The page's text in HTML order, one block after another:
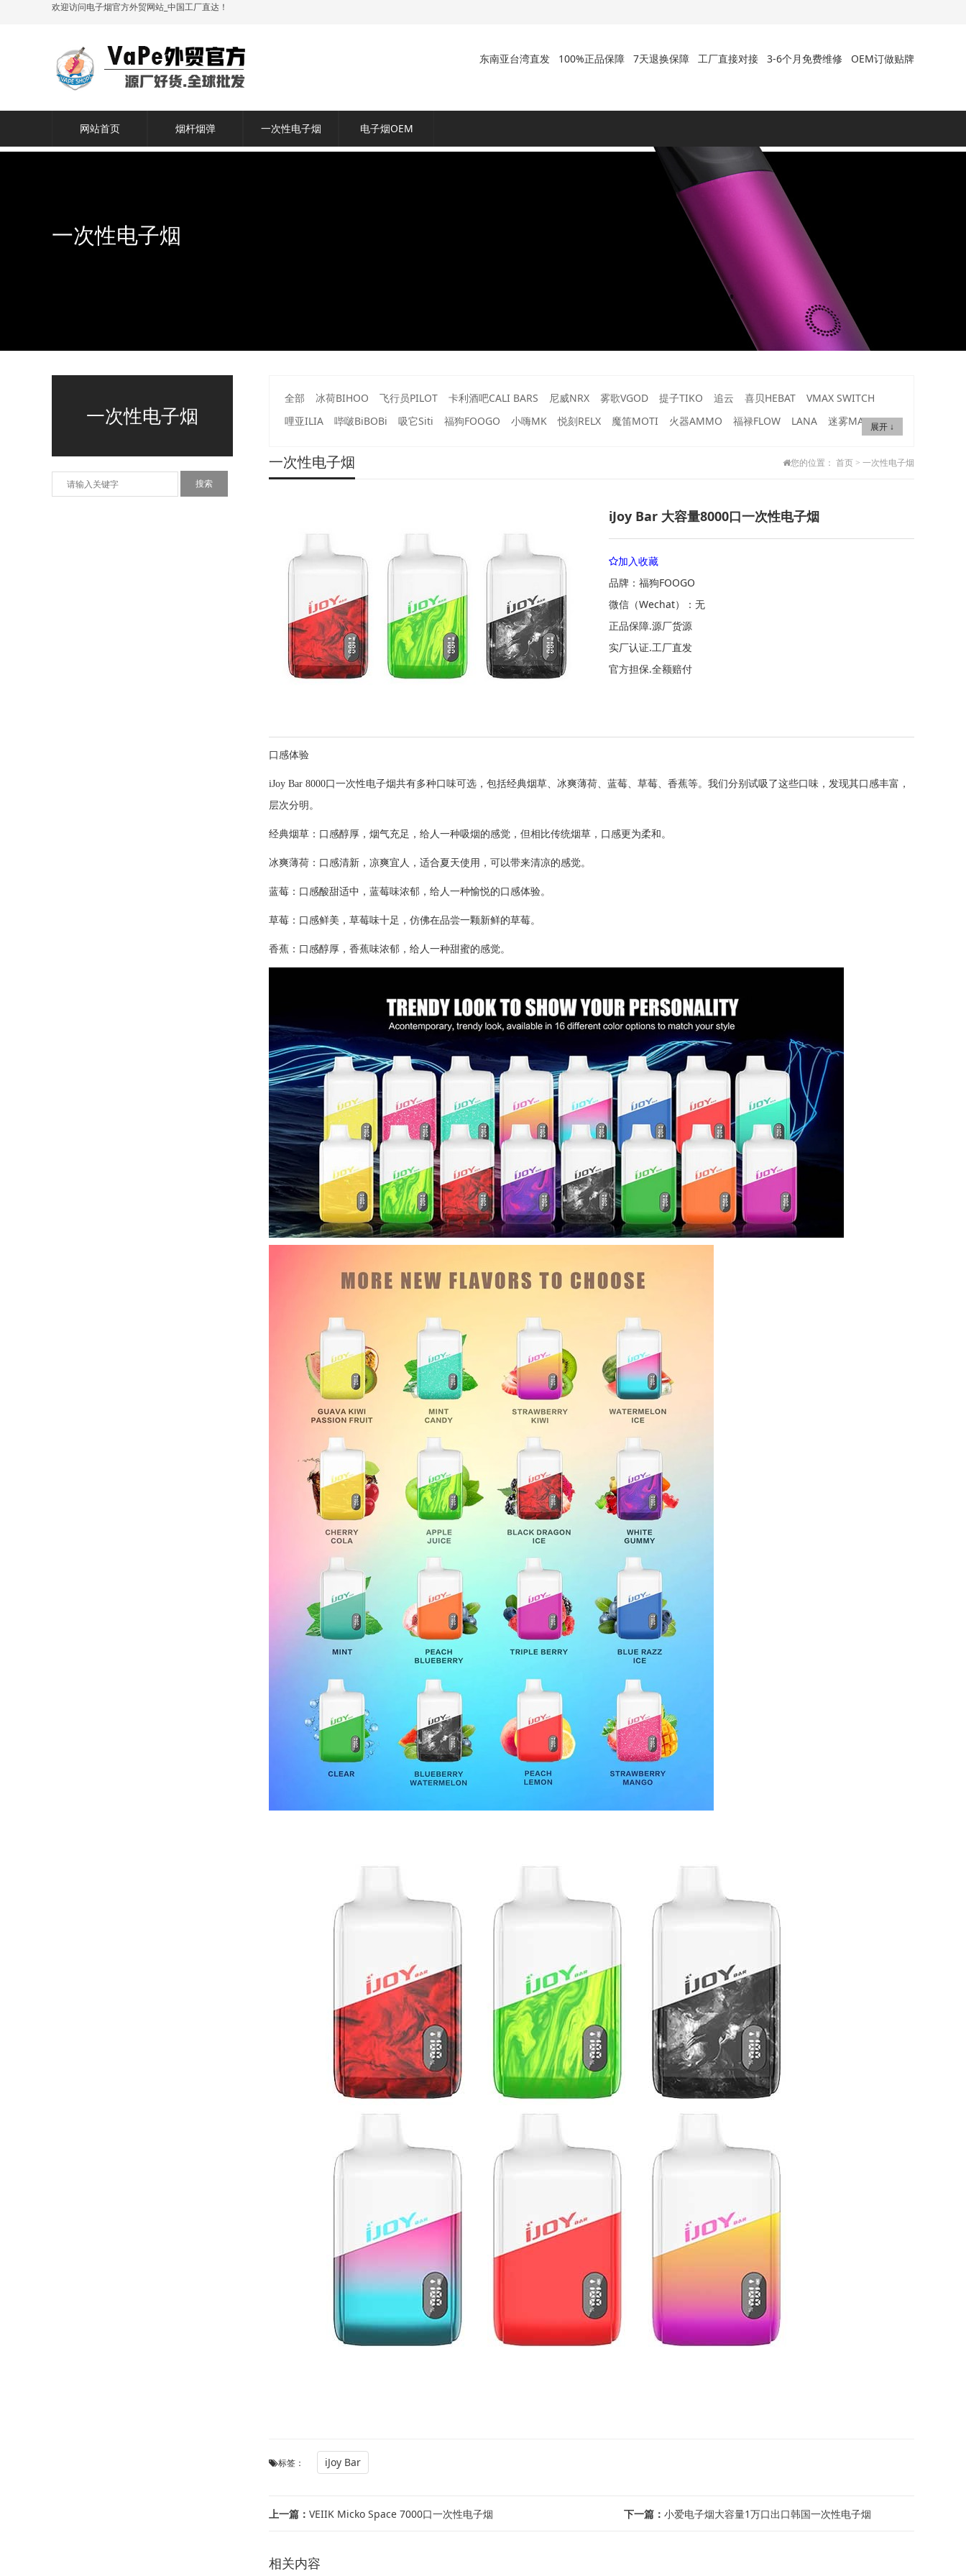
欢迎访问电子烟官方外贸网站_中国工厂直达！
OEM订做贴牌
3-6个月免费维修
工厂直接对接
7天退换保障
100%正品保障
东南亚台湾直发
网站首页 烟杆烟弹 一次性电子烟 电子烟OEM
一次性电子烟
一次性电子烟
全部 冰荷BIHOO 飞行员PILOT 卡利酒吧CALI BARS 尼威NRX 雾歌VGOD 提子TIKO 追云 喜贝HEBAT
VMAX SWITCH
哩亚ILIA
哔啵BiBOBi 吸它Siti 福狗FOOGO 小嗨MK 悦刻RELX 魔笛MOTI 火器AMMO 福禄FLOW LANA 迷雾MAX FOF
展开 ↓
一次性电子烟 您的位置： 首页 > 一次性电子烟
iJoy Bar 大容量8000口一次性电子烟
加入收藏
品牌：福狗FOOGO
微信（Wechat）：无
正品保障.源厂货源
实厂认证.工厂直发
官方担保.全额赔付
口感体验
iJoy Bar 8000口一次性电子烟共有多种口味可选，包括经典烟草、冰爽薄荷、蓝莓、草莓、香蕉等。我们分别试吸了这些口味，发现其口感丰富，
层次分明。
经典烟草：口感醇厚，烟气充足，给人一种吸烟的感觉，但相比传统烟草，口感更为柔和。
冰爽薄荷：口感清新，凉爽宜人，适合夏天使用，可以带来清凉的感觉。
蓝莓：口感酸甜适中，蓝莓味浓郁，给人一种愉悦的口感体验。
草莓：口感鲜美，草莓味十足，仿佛在品尝一颗新鲜的草莓。
香蕉：口感醇厚，香蕉味浓郁，给人一种甜蜜的感觉。
标签： iJoy Bar
上一篇： VEIIK Micko Space 7000口一次性电子烟 下一篇： 小爱电子烟大容量1万口出口韩国一次性电子烟
相关内容